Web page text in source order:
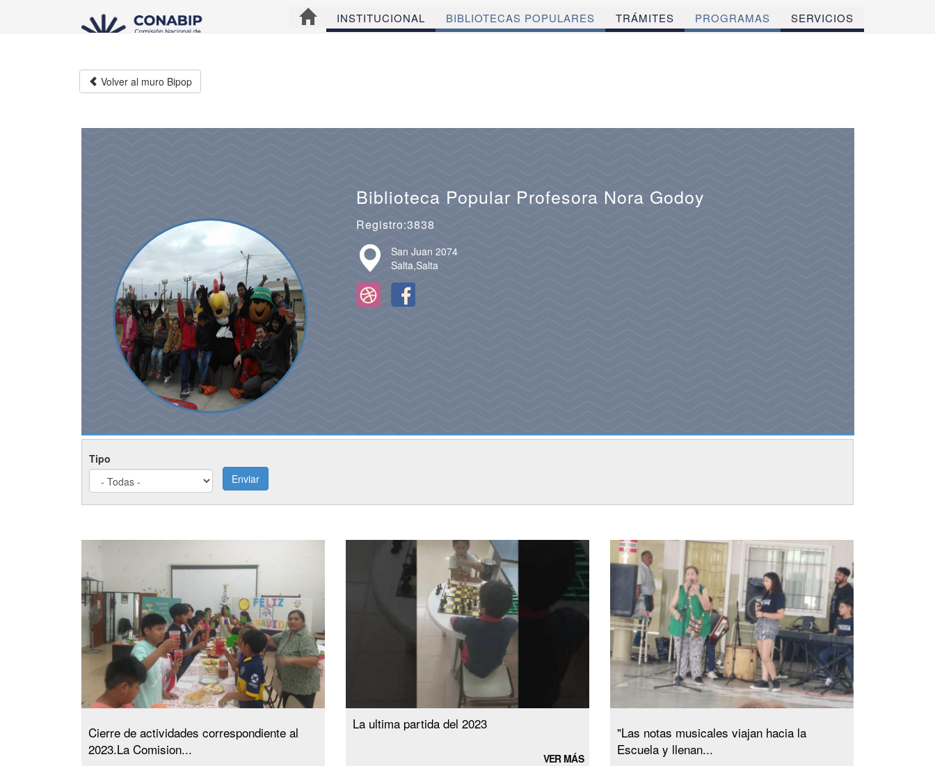
INSTITUCIONAL BIBLIOTECAS POPULARES TRÁMITES PROGRAMAS SERVICIOS
Volver al muro Bipop
Biblioteca Popular Profesora Nora Godoy
Registro:3838
San Juan 2074
Salta,Salta
Tipo
Enviar
Cierre de actividades correspondiente al
2023.La Comision...
La ultima partida del 2023
VER MÁS
"Las notas musicales viajan hacia la
Escuela y llenan...